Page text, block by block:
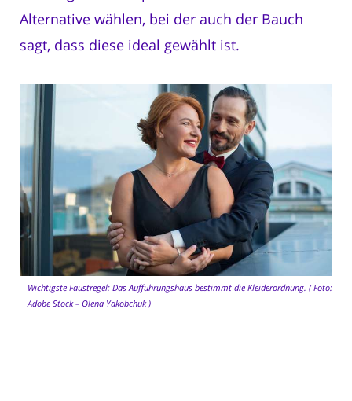
Alternative wählen, bei der auch der Bauch
sagt, dass diese ideal gewählt ist.
Wichtigste Faustregel: Das Aufführungshaus bestimmt die Kleiderordnung. ( Foto:
Adobe Stock – Olena Yakobchuk )